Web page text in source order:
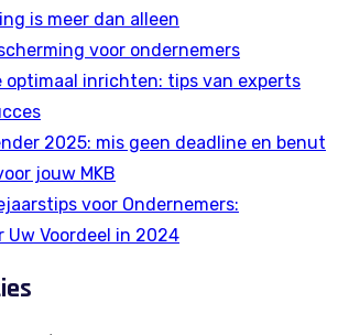
is meer dan alleen
voor ondernemers
optimaal inrichten: tips van experts
2025: mis geen deadline en benut
jouw MKB
voor Ondernemers:
Uw Voordeel in 2024